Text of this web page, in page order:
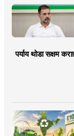
पर्याय थोडा सक्षम करा!